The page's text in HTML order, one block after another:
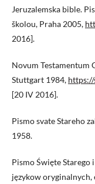
Jeruzalemska bible.
školou, Praha 2005,
2016].
Novum Testamentum
Stuttgart 1984,
[20 IV 2016].
Pismo svate Stareho
1958.
Pismo Święte Starego
językow oryginalnych,